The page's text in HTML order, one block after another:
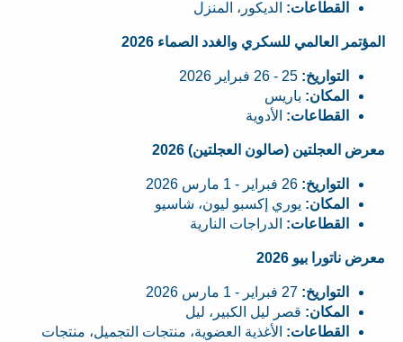
القطاعات: الديكور، المنزل
المؤتمر العالمي للسكري والغدد الصماء 2026
التواريخ:
المكان: باريس
القطاعات: الأدوية
معرض العجلتين (صالون العجلتين) 2026
التواريخ:
المكان: يوري إكسبو ليون، شاسيو
القطاعات: الدراجات النارية
معرض ناتورا بيو 2026
التواريخ:
المكان: قصر ليل الكبير، ليل
القطاعات: الأغذية العضوية، منتجات التجميل، منتجات